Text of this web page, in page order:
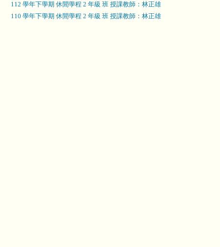
112 學年下學期 休閒學程 2 年級 班 授課教師：林正雄
110 學年下學期 休閒學程 2 年級 班 授課教師：林正雄